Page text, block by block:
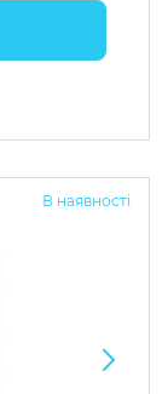
В наявності